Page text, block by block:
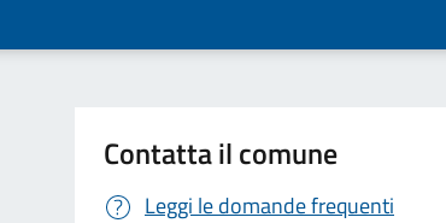
Contatta il comune
Leggi le domande frequenti